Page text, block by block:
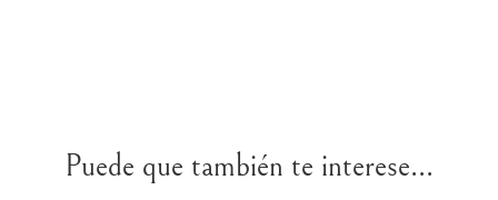
Puede que también te interese...